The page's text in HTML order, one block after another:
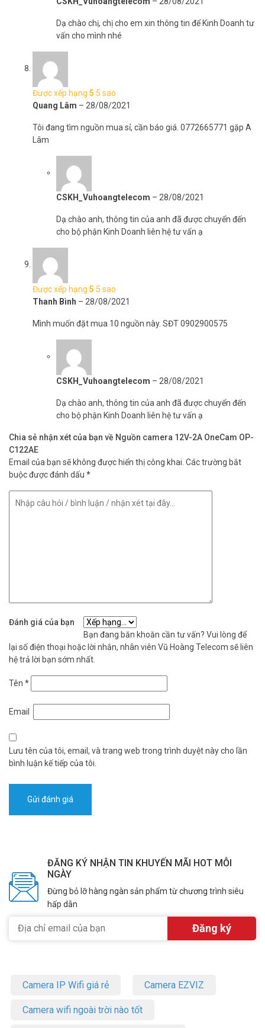
Dạ chào chị, chị cho em xin thông tin để Kinh Doanh tư
vấn cho mình nhé
Được xếp hạng 5 5 sao
Quang Lâm – 28/08/2021
Tôi đang tìm nguồn mua sỉ, cần báo giá. 0772665771 gặp A
Lâm
CSKH_Vuhoangtelecom – 28/08/2021
Dạ chào anh, thông tin của anh đã được chuyển đến
cho bộ phận Kinh Doanh liên hệ tư vấn ạ
Được xếp hạng 5 5 sao
Thanh Bình – 28/08/2021
Mình muốn đặt mua 10 nguồn này. SĐT 0902900575
CSKH_Vuhoangtelecom – 28/08/2021
Dạ chào anh, thông tin của anh đã được chuyển đến
cho bộ phận Kinh Doanh liên hệ tư vấn ạ
Chia sẻ nhận xét của bạn về Nguồn camera 12V-2A OneCam OP-
C122AE
Email của bạn sẽ không được hiển thị công khai. Các trường bắt
buộc được đánh dấu *
Đánh giá của bạn
Bạn đang băn khoăn cần tư vấn? Vui lòng để
lại số điện thoại hoặc lời nhắn, nhân viên Vũ Hoàng Telecom sẽ liên
hệ trả lời bạn sớm nhất.
Tên *
Email
Lưu tên của tôi, email, và trang web trong trình duyệt này cho lần
bình luận kế tiếp của tôi.
ĐĂNG KÝ NHẬN TIN KHUYẾN MÃI HOT MỖI
NGÀY
Đừng bỏ lỡ hàng ngàn sản phẩm từ chương trình siêu
hấp dẫn
Camera IP Wifi giá rẻ Camera EZVIZ
Camera wifi ngoài trời nào tốt